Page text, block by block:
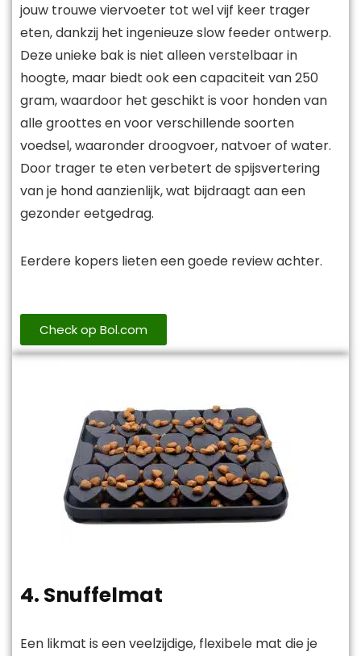
jouw trouwe viervoeter tot wel vijf keer trager
eten, dankzij het ingenieuze slow feeder ontwerp.
Deze unieke bak is niet alleen verstelbaar in
hoogte, maar biedt ook een capaciteit van 250
gram, waardoor het geschikt is voor honden van
alle groottes en voor verschillende soorten
voedsel, waaronder droogvoer, natvoer of water.
Door trager te eten verbetert de spijsvertering
van je hond aanzienlijk, wat bijdraagt aan een
gezonder eetgedrag.
Eerdere kopers lieten een goede review achter.
Check op Bol.com
4. Snuffelmat
Een likmat is een veelzijdige, flexibele mat die je